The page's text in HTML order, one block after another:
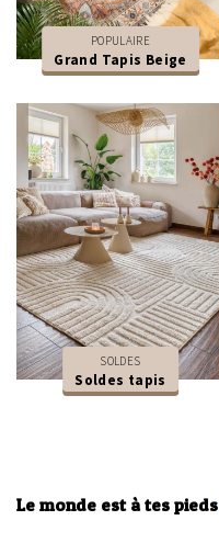
POPULAIRE
Grand Tapis Beige
SOLDES
Soldes tapis
Le monde est à tes pieds